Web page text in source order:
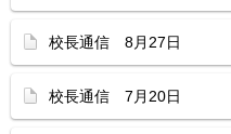
校長通信 8月27日
校長通信 7月20日